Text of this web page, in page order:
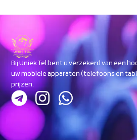
Bij Uniek Tel bent u verzekerd van een
uw mobiele apparaten (telefoons en
prijzen.